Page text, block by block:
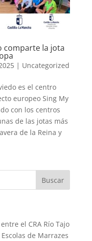
comparte la jota
| Uncategorized
es el centro
europeo Sing My
con los centros
de las jotas más
de la Reina y
el CRA Río Tajo
de Marrazes